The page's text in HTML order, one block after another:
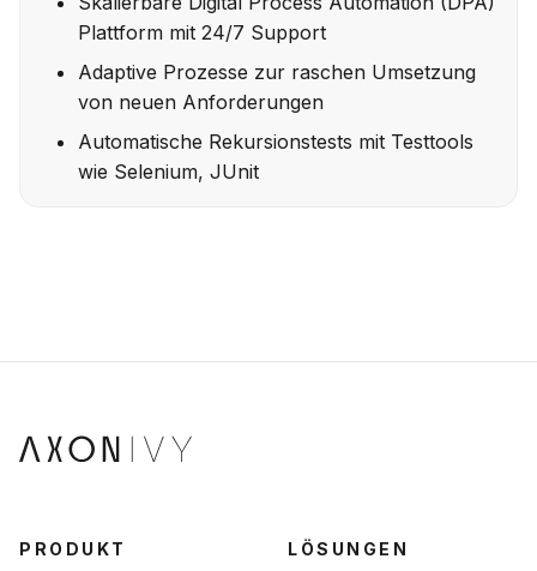
Plattform mit 24/7 Support
Adaptive Prozesse zur raschen Umsetzung
von neuen Anforderungen
Automatische Rekursionstests mit Testtools
wie Selenium, JUnit
PRODUKT LÖSUNGEN